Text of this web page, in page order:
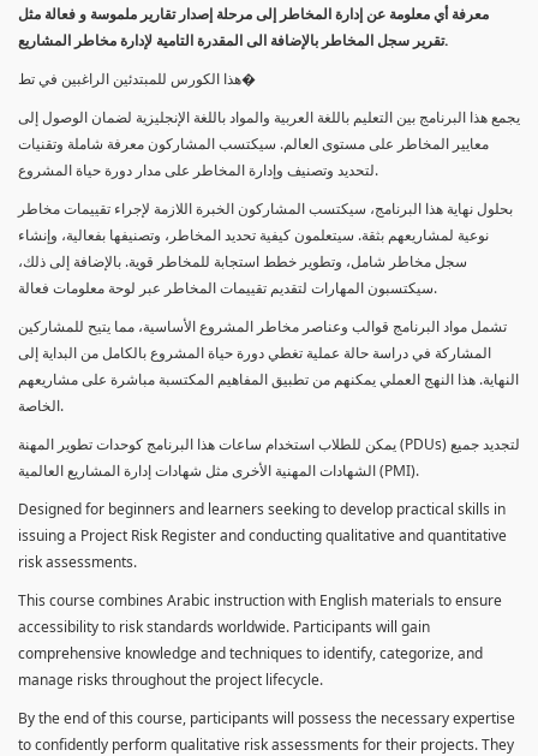
معرفة أي معلومة عن إدارة المخاطر إلى مرحلة إصدار تقارير ملموسة و فعالة مثل
تقرير سجل المخاطر بالإضافة الى المقدرة التامية لإدارة مخاطر المشاريع.
هذا الكورس للمبتدئين الراغبين في تط�
يجمع هذا البرنامج بين التعليم باللغة العربية والمواد باللغة الإنجليزية لضمان الوصول إلى
معايير المخاطر على مستوى العالم. سيكتسب المشاركون معرفة شاملة وتقنيات
لتحديد وتصنيف وإدارة المخاطر على مدار دورة حياة المشروع.
بحلول نهاية هذا البرنامج، سيكتسب المشاركون الخبرة اللازمة لإجراء تقييمات مخاطر
نوعية لمشاريعهم بثقة. سيتعلمون كيفية تحديد المخاطر، وتصنيفها بفعالية، وإنشاء
سجل مخاطر شامل، وتطوير خطط استجابة للمخاطر قوية. بالإضافة إلى ذلك،
سيكتسبون المهارات لتقديم تقييمات المخاطر عبر لوحة معلومات فعالة.
تشمل مواد البرنامج قوالب وعناصر مخاطر المشروع الأساسية، مما يتيح للمشاركين
المشاركة في دراسة حالة عملية تغطي دورة حياة المشروع بالكامل من البداية إلى
النهاية. هذا النهج العملي يمكنهم من تطبيق المفاهيم المكتسبة مباشرة على مشاريعهم
الخاصة.
يمكن للطلاب استخدام ساعات هذا البرنامج كوحدات تطوير المهنة (PDUs) لتجديد جميع
الشهادات المهنية الأخرى مثل شهادات إدارة المشاريع العالمية (PMI).
Designed for beginners and learners seeking to develop practical skills in
issuing a Project Risk Register and conducting qualitative and quantitative
risk assessments.
This course combines Arabic instruction with English materials to ensure
accessibility to risk standards worldwide. Participants will gain
comprehensive knowledge and techniques to identify, categorize, and
manage risks throughout the project lifecycle.
By the end of this course, participants will possess the necessary expertise
to confidently perform qualitative risk assessments for their projects. They